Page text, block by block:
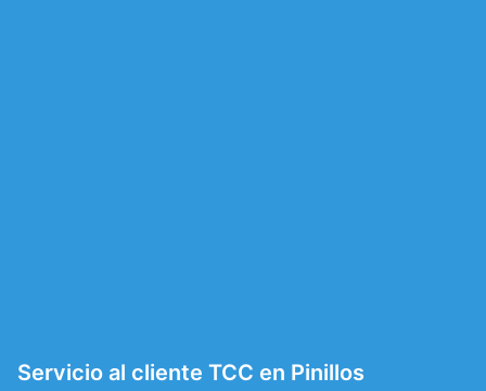
Servicio al cliente TCC en Pinillos